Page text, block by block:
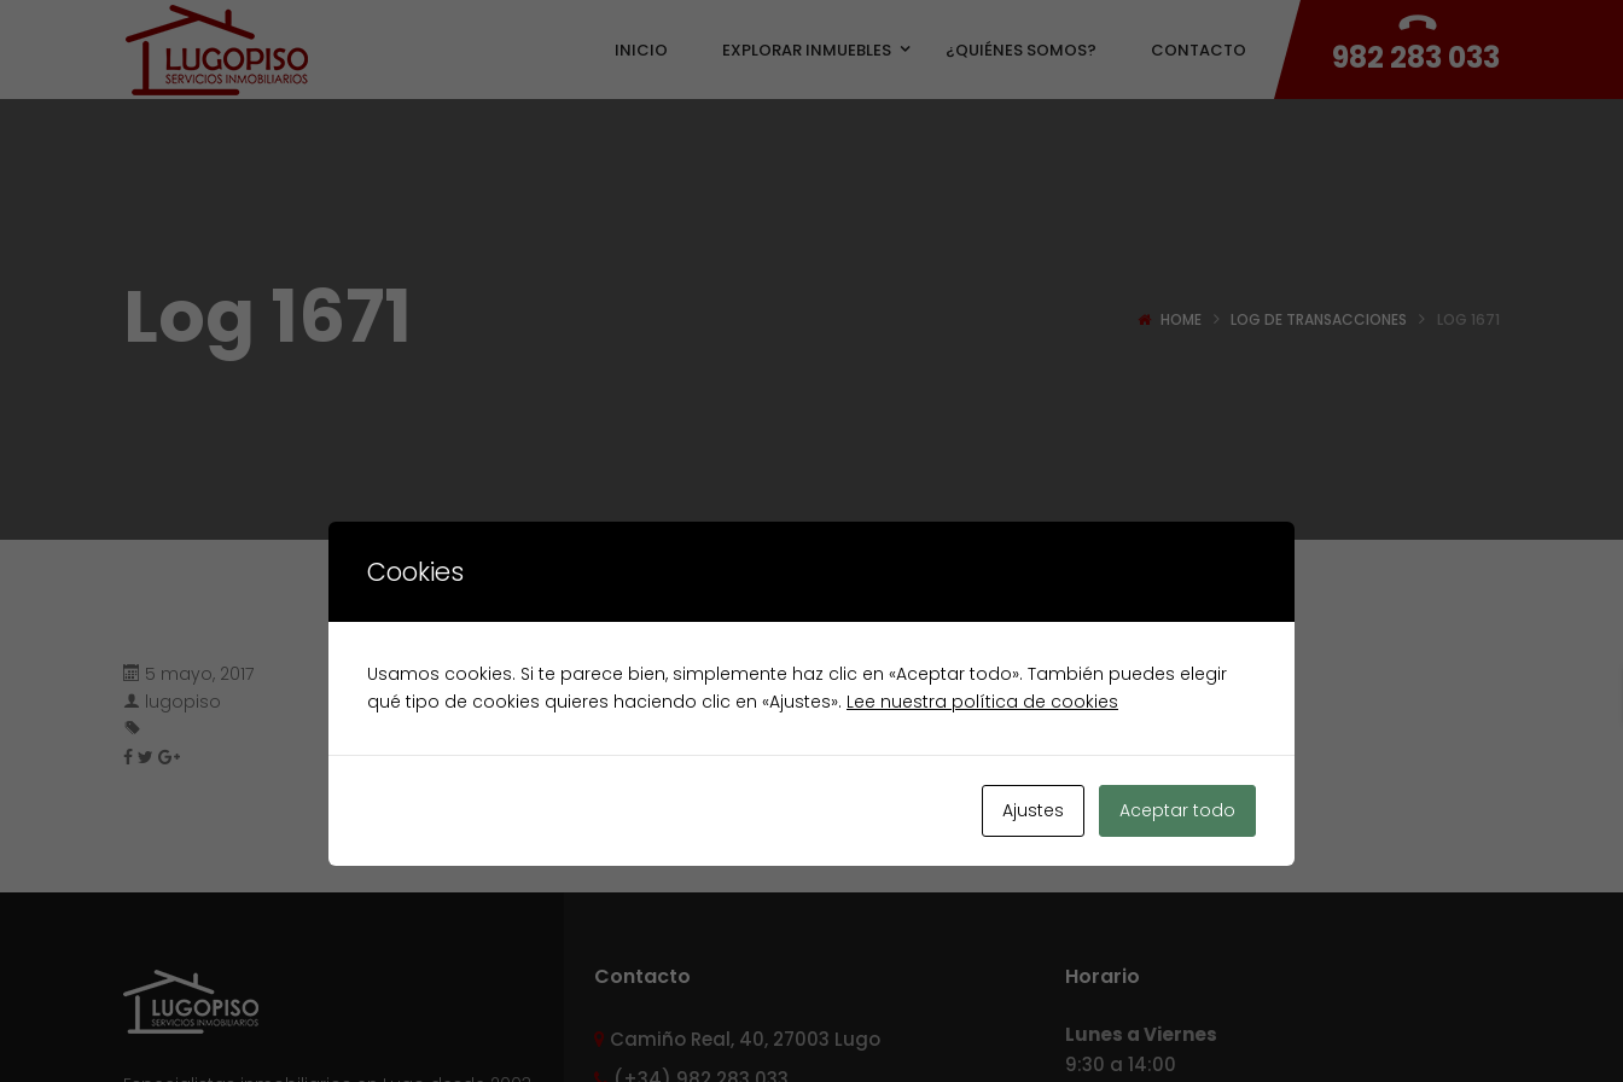
INICIO EXPLORAR INMUEBLES ¿QUIÉNES SOMOS? CONTACTO 982 283 033
Log 1671 HOME LOG DE TRANSACCIONES LOG 1671
5 mayo, 2017
lugopiso
Contacto
Camiño Real, 40, 27003 Lugo
Horario
Lunes a Viernes
9:30 a 14:00
Cookies
Usamos cookies. Si te parece bien, simplemente haz clic en «Aceptar todo». También puedes elegir
qué tipo de cookies quieres haciendo clic en «Ajustes». Lee nuestra política de cookies
Ajustes Aceptar todo